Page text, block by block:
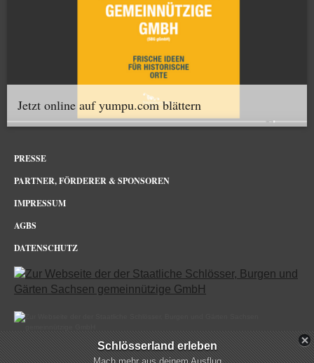
Jetzt online auf yumpu.com blättern
PRESSE
PARTNER, FÖRDERER & SPONSOREN
IMPRESSUM
AGBS
DATENSCHUTZ
Schloss Rochlitz im Netz
Schlösserland erleben